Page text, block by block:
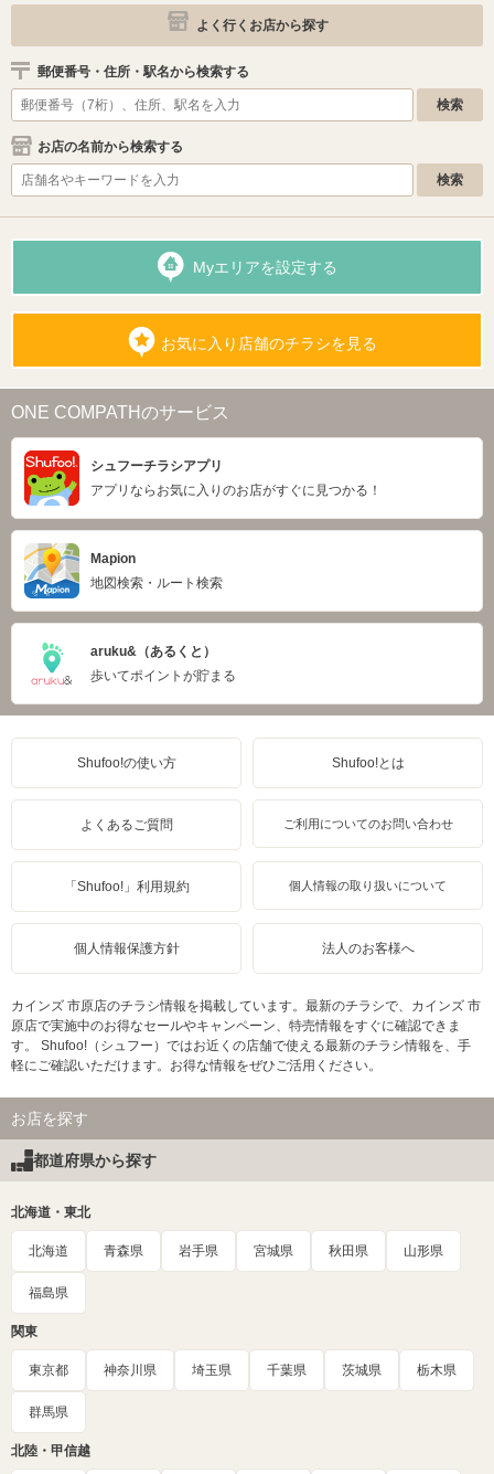
よく行くお店から探す
郵便番号・住所・駅名から検索する
お店の名前から検索する
Myエリアを設定する
お気に入り店舗のチラシを見る
ONE COMPATHのサービス
シュフーチラシアプリ
アプリならお気に入りのお店がすぐに見つかる！
Mapion
地図検索・ルート検索
aruku&（あるくと）
歩いてポイントが貯まる
Shufoo!の使い方 Shufoo!とは
よくあるご質問 ご利用についてのお問い合わせ
「Shufoo!」利用規約 個人情報の取り扱いについて
個人情報保護方針 法人のお客様へ
カインズ 市原店のチラシ情報を掲載しています。最新のチラシで、カインズ 市
原店で実施中のお得なセールやキャンペーン、特売情報をすぐに確認できま
す。 Shufoo!（シュフー）ではお近くの店舗で使える最新のチラシ情報を、手
軽にご確認いただけます。お得な情報をぜひご活用ください。
お店を探す
都道府県から探す
北海道・東北
北海道 青森県 岩手県 宮城県 秋田県 山形県
福島県
関東
東京都 神奈川県 埼玉県 千葉県 茨城県 栃木県
群馬県
北陸・甲信越